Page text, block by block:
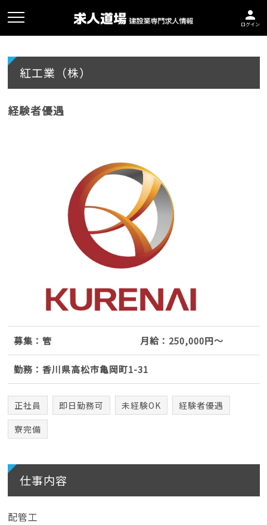
person
ログイン
紅工業（株）
経験者優遇
募集：管 月給：250,000円～
勤務：香川県高松市亀岡町1-31
正社員 即日勤務可 未経験OK
経験者優遇
寮完備
仕事内容
配管工